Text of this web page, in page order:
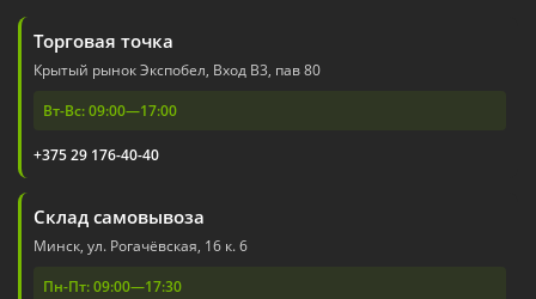
Торговая точка
Крытый рынок Экспобел, Вход В3, пав 80
Вт-Вс: 09:00—17:00
+375 29 176-40-40
Склад самовывоза
Минск, ул. Рогачёвская, 16 к. 6
Пн-Пт: 09:00—17:30